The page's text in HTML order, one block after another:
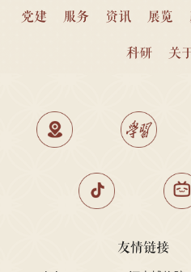
党建 服务 资讯 展览
科研 关
友情链接